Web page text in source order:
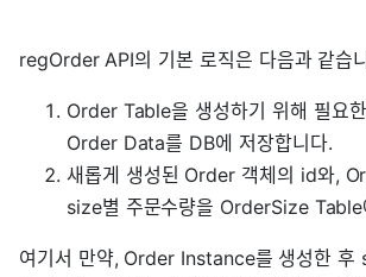
regOrder API의 기본 로직은 다음과 같습
Order Table을 생성하기 위해 필요
Order Data를 DB에 저장합니다.
새롭게 생성된 Order 객체의 id와,
size별 주문수량을 OrderSize Table
여기서 만약, Order Instance를 생성한 후